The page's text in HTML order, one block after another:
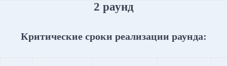
2 раунд
Критические сроки реализации раунда: